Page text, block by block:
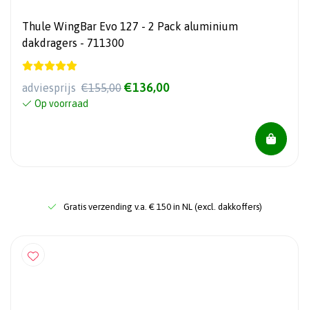
Thule WingBar Evo 127 - 2 Pack aluminium
dakdragers - 711300
adviesprijs €155,00 €136,00
Op voorraad
Gratis verzending v.a. € 150 in NL (excl. dakkoffers)